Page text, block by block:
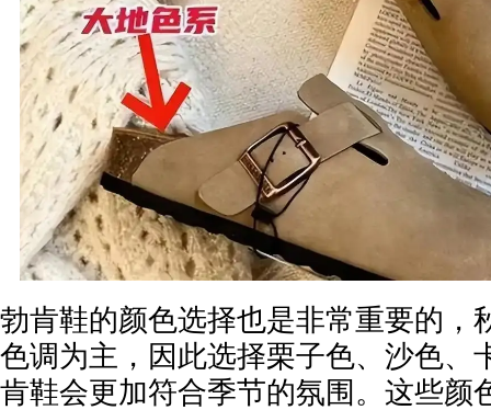
勃肯鞋的颜色选择也是非常重要的，
色调为主，因此选择栗子色、沙色、
肯鞋会更加符合季节的氛围。这些颜